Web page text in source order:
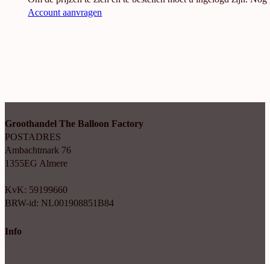
Account aanvragen
Groothandel The Balloon Factory
POSTADRES
Ambachtmark 76
1355EG Almere
KvK: 59199660
BRW-id: NL001908851B84
Info